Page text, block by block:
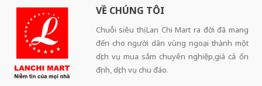
VỀ CHÚNG TÔI
Chuỗi siêu thị Lan Chi Mart ra đời đã mang
đến cho người dân vùng ngoại thành một
dịch vụ mua sắm chuyên nghiệp,giá cả ổn
định, dịch vụ chu đáo.